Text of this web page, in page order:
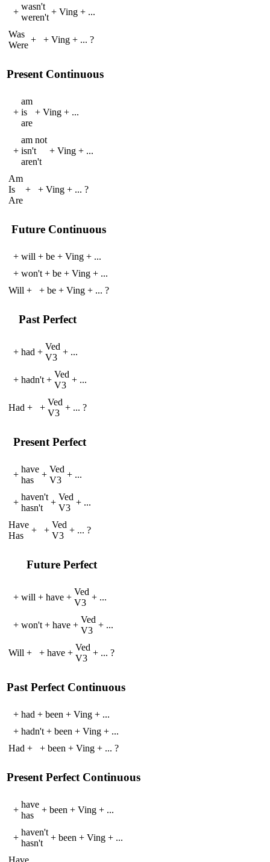
+
wasn't
weren't
+ Ving + ...
Was
Were
+ + Ving + ... ?
Present Continuous
+
am
is
are
+ Ving + ...
+
am not
isn't
aren't
+ Ving + ...
Am
Is
Are
+ + Ving + ... ?
Future Continuous
+ will + be + Ving + ...
+ won't + be + Ving + ...
Will + + be + Ving + ... ?
Past Perfect
+ had +
Ved
V3
+ ...
+ hadn't +
Ved
V3
+ ...
Had + +
Ved
V3
+ ... ?
Present Perfect
+
have
has
+
Ved
V3
+ ...
+
haven't
hasn't
+
Ved
V3
+ ...
Have
Has
+ +
Ved
V3
+ ... ?
Future Perfect
+ will + have +
Ved
V3
+ ...
+ won't + have +
Ved
V3
+ ...
Will + + have +
Ved
V3
+ ... ?
Past Perfect Continuous
+ had + been + Ving + ...
+ hadn't + been + Ving + ...
Had + + been + Ving + ... ?
Present Perfect Continuous
+
have
has
+ been + Ving + ...
+
haven't
hasn't
+ been + Ving + ...
Have